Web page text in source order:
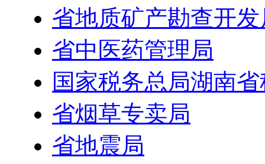
省地质矿产勘查开发
省中医药管理局
国家税务总局湖南
省烟草专卖局
省地震局